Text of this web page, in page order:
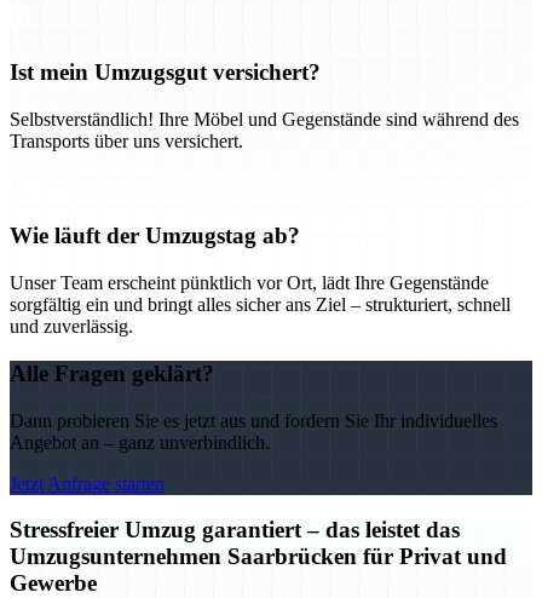
Ist mein Umzugsgut versichert?
Selbstverständlich! Ihre Möbel und Gegenstände sind während des
Transports über uns versichert.
Wie läuft der Umzugstag ab?
Unser Team erscheint pünktlich vor Ort, lädt Ihre Gegenstände
sorgfältig ein und bringt alles sicher ans Ziel – strukturiert, schnell
und zuverlässig.
Alle Fragen geklärt?
Dann probieren Sie es jetzt aus und fordern Sie Ihr individuelles
Angebot an – ganz unverbindlich.
Jetzt Anfrage starten
Stressfreier Umzug garantiert – das leistet das
Umzugsunternehmen Saarbrücken für Privat und
Gewerbe